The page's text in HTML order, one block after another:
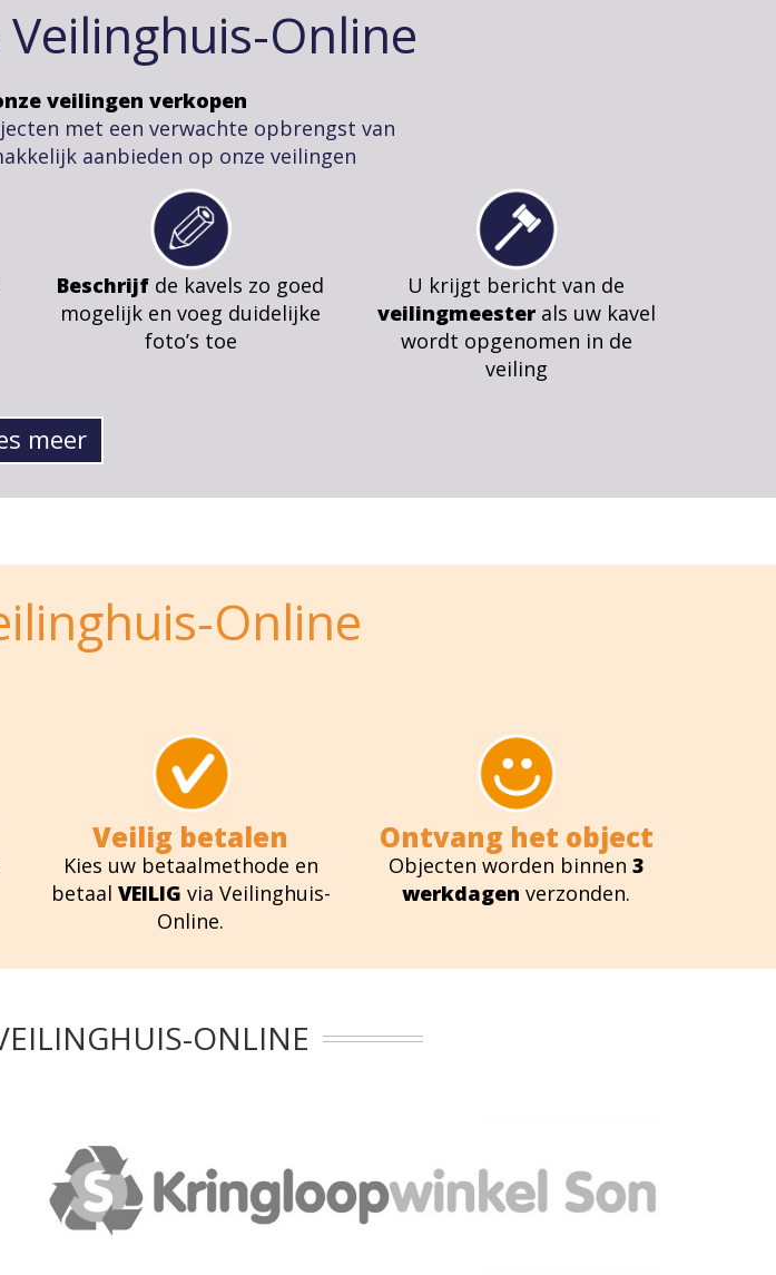
Online
veilingen verkopen
met een verwachte opbrengst van
aanbieden op onze veilingen
Beschrijf de kavels zo goed
mogelijk en voeg duidelijke
foto’s toe
U krijgt bericht van de
veilingmeesterals uw kavel
wordt opgenomen in de
veiling
meer
Online
Veilig betalen
Kies uw betaalmethode en
betaal VEILIG via Veilinghuis-
Online.
Ontvang het object
Objecten worden binnen 3
werkdagen verzonden.
ONLINE